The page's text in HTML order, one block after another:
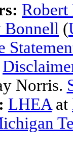
Bonnell (
Norris.
LHEA at